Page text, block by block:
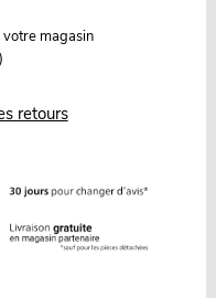
magasin
retours